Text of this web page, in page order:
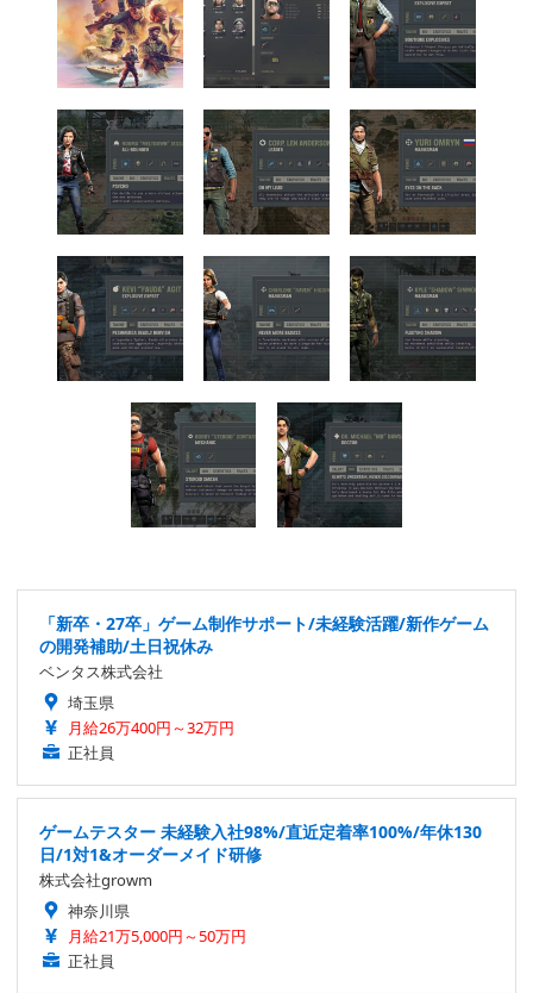
「新卒・27卒」ゲーム制作サポート/未経験活躍/新作ゲーム
の開発補助/土日祝休み
ベンタス株式会社
埼玉県
月給26万400円～32万円
正社員
ゲームテスター 未経験入社98%/直近定着率100%/年休130
日/1対1&オーダーメイド研修
株式会社growm
神奈川県
月給21万5,000円～50万円
正社員